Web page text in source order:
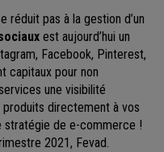
réduit pas à la gestion d’un
est aujourd’hui un
Facebook, Pinterest,
capitaux pour non
une visibilité
directement à vos
stratégie de e-commerce !
2021, Fevad.